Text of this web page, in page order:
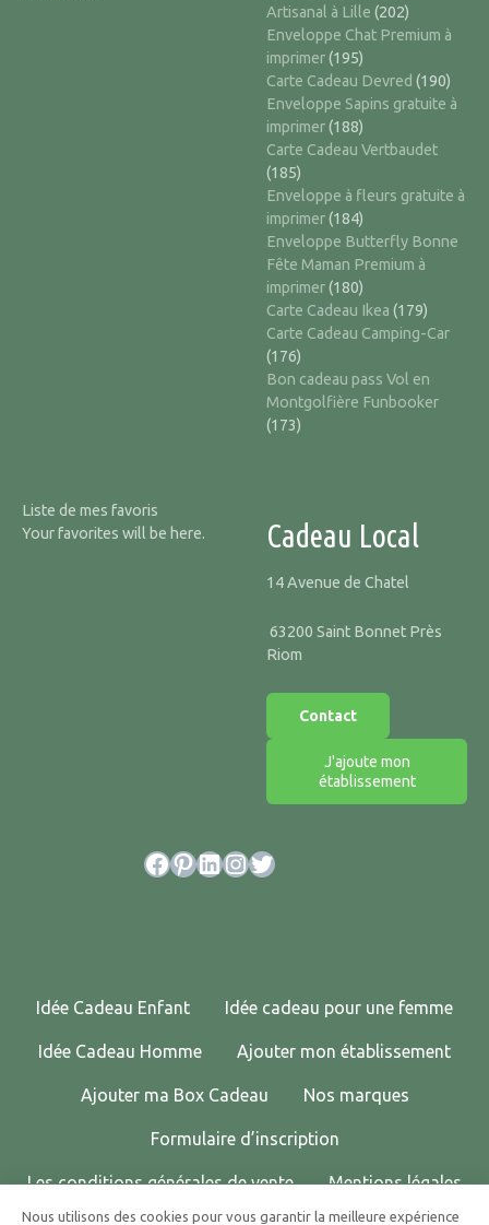
Artisanal à Lille (202)
Enveloppe Chat Premium à
imprimer(195)
Carte Cadeau Devred (190)
Enveloppe Sapins gratuite à
imprimer(188)
Carte Cadeau Vertbaudet
(185)
Enveloppe à fleurs gratuite à
imprimer(184)
Enveloppe Butterfly Bonne
Fête Maman Premium à
imprimer(180)
Carte Cadeau Ikea (179)
Carte Cadeau Camping-Car
(176)
Bon cadeau pass Vol en
Montgolfière Funbooker
(173)
Liste de mes favoris
Your favorites will be here.
Cadeau Local
14 Avenue de Chatel
63200 Saint Bonnet Près
Riom
Contact
J'ajoute mon
établissement
Facebook Pinterest LinkedIn InstagramTwitter
Idée Cadeau Enfant Idée cadeau pour une femme
Idée Cadeau Homme Ajouter mon établissement
Ajouter ma Box Cadeau Nos marques
Formulaire d’inscription
Les conditions générales de vente Mentions légales
Nous utilisons des cookies pour vous garantir la meilleure expérience